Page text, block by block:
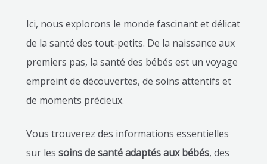
Ici, nous explorons le monde fascinant et délicat
de la santé des tout-petits. De la naissance aux
premiers pas, la santé des bébés est un voyage
empreint de découvertes, de soins attentifs et
de moments précieux.
Vous trouverez des informations essentielles
sur les soins de santé adaptés aux bébés, des